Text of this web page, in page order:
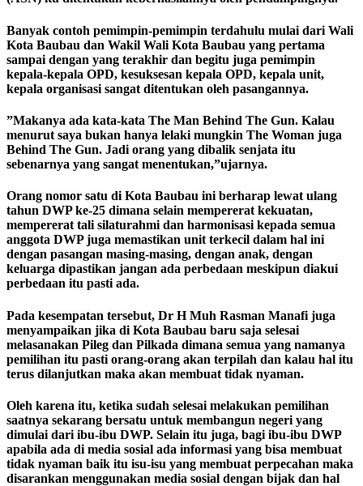
Banyak contoh pemimpin-pemimpin terdahulu mulai dari Wali
Kota Baubau dan Wakil Wali Kota Baubau yang pertama
sampai dengan yang terakhir dan begitu juga pemimpin
kepala-kepala OPD, kesuksesan kepala OPD, kepala unit,
kepala organisasi sangat ditentukan oleh pasangannya.
”Makanya ada kata-kata The Man Behind The Gun. Kalau
menurut saya bukan hanya lelaki mungkin The Woman juga
Behind The Gun. Jadi orang yang dibalik senjata itu
sebenarnya yang sangat menentukan,”ujarnya.
Orang nomor satu di Kota Baubau ini berharap lewat ulang
tahun DWP ke-25 dimana selain mempererat kekuatan,
mempererat tali silaturahmi dan harmonisasi kepada semua
anggota DWP juga memastikan unit terkecil dalam hal ini
dengan pasangan masing-masing, dengan anak, dengan
keluarga dipastikan jangan ada perbedaan meskipun diakui
perbedaan itu pasti ada.
Pada kesempatan tersebut, Dr H Muh Rasman Manafi juga
menyampaikan jika di Kota Baubau baru saja selesai
melasanakan Pileg dan Pilkada dimana semua yang namanya
pemilihan itu pasti orang-orang akan terpilah dan kalau hal itu
terus dilanjutkan maka akan membuat tidak nyaman.
Oleh karena itu, ketika sudah selesai melakukan pemilihan
saatnya sekarang bersatu untuk membangun negeri yang
dimulai dari ibu-ibu DWP. Selain itu juga, bagi ibu-ibu DWP
apabila ada di media sosial ada informasi yang bisa membuat
tidak nyaman baik itu isu-isu yang membuat perpecahan maka
disarankan menggunakan media sosial dengan bijak dan hal